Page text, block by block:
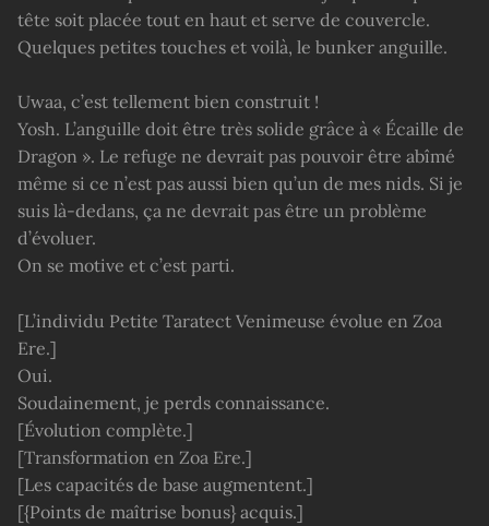
tête soit placée tout en haut et serve de couvercle.
Quelques petites touches et voilà, le bunker anguille.
Uwaa, c’est tellement bien construit !
Yosh. L’anguille doit être très solide grâce à « Écaille de
Dragon ». Le refuge ne devrait pas pouvoir être abîmé
même si ce n’est pas aussi bien qu’un de mes nids. Si je
suis là-dedans, ça ne devrait pas être un problème
d’évoluer.
On se motive et c’est parti.
[L’individu Petite Taratect Venimeuse évolue en Zoa
Ere.]
Oui.
Soudainement, je perds connaissance.
[Évolution complète.]
[Transformation en Zoa Ere.]
[Les capacités de base augmentent.]
[{Points de maîtrise bonus} acquis.]